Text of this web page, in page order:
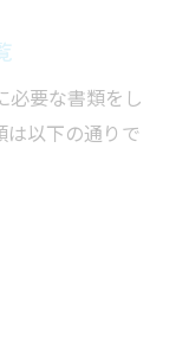
必要な書類をし
は以下の通りで